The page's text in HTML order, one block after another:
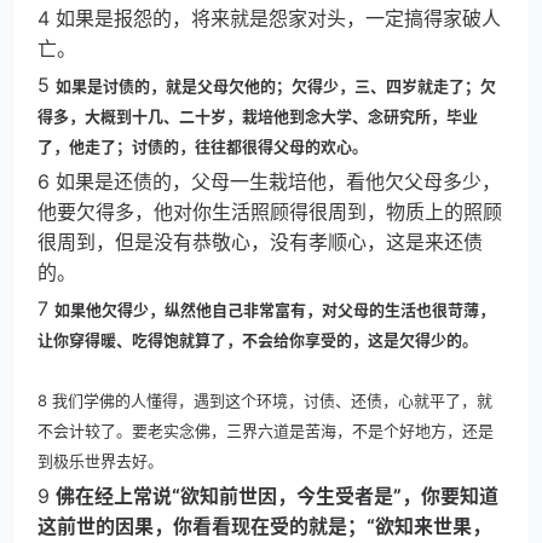
4 如果是报怨的，将来就是怨家对头，一定搞得家破人
亡。
5 如果是讨债的，就是父母欠他的；欠得少，三、四岁就走了；欠
得多，大概到十几、二十岁，栽培他到念大学、念研究所，毕业
了，他走了；讨债的，往往都很得父母的欢心。
6 如果是还债的，父母一生栽培他，看他欠父母多少，
他要欠得多，他对你生活照顾得很周到，物质上的照顾
很周到，但是没有恭敬心，没有孝顺心，这是来还债
的。
7 如果他欠得少，纵然他自己非常富有，对父母的生活也很苛薄，
让你穿得暖、吃得饱就算了，不会给你享受的，这是欠得少的。
8 我们学佛的人懂得，遇到这个环境，讨债、还债，心就平了，就
不会计较了。要老实念佛，三界六道是苦海，不是个好地方，还是
到极乐世界去好。
9 佛在经上常说“欲知前世因，今生受者是”，你要知道
这前世的因果，你看看现在受的就是；“欲知来世果，